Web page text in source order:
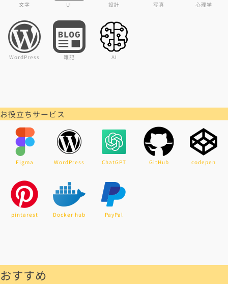
文字 UI 設計 写真 心理学
WordPress 雑記 AI
お役立ちサービス
Figma WordPress ChatGPT GitHub codepen
pintarest Docker hub PayPal
おすすめ